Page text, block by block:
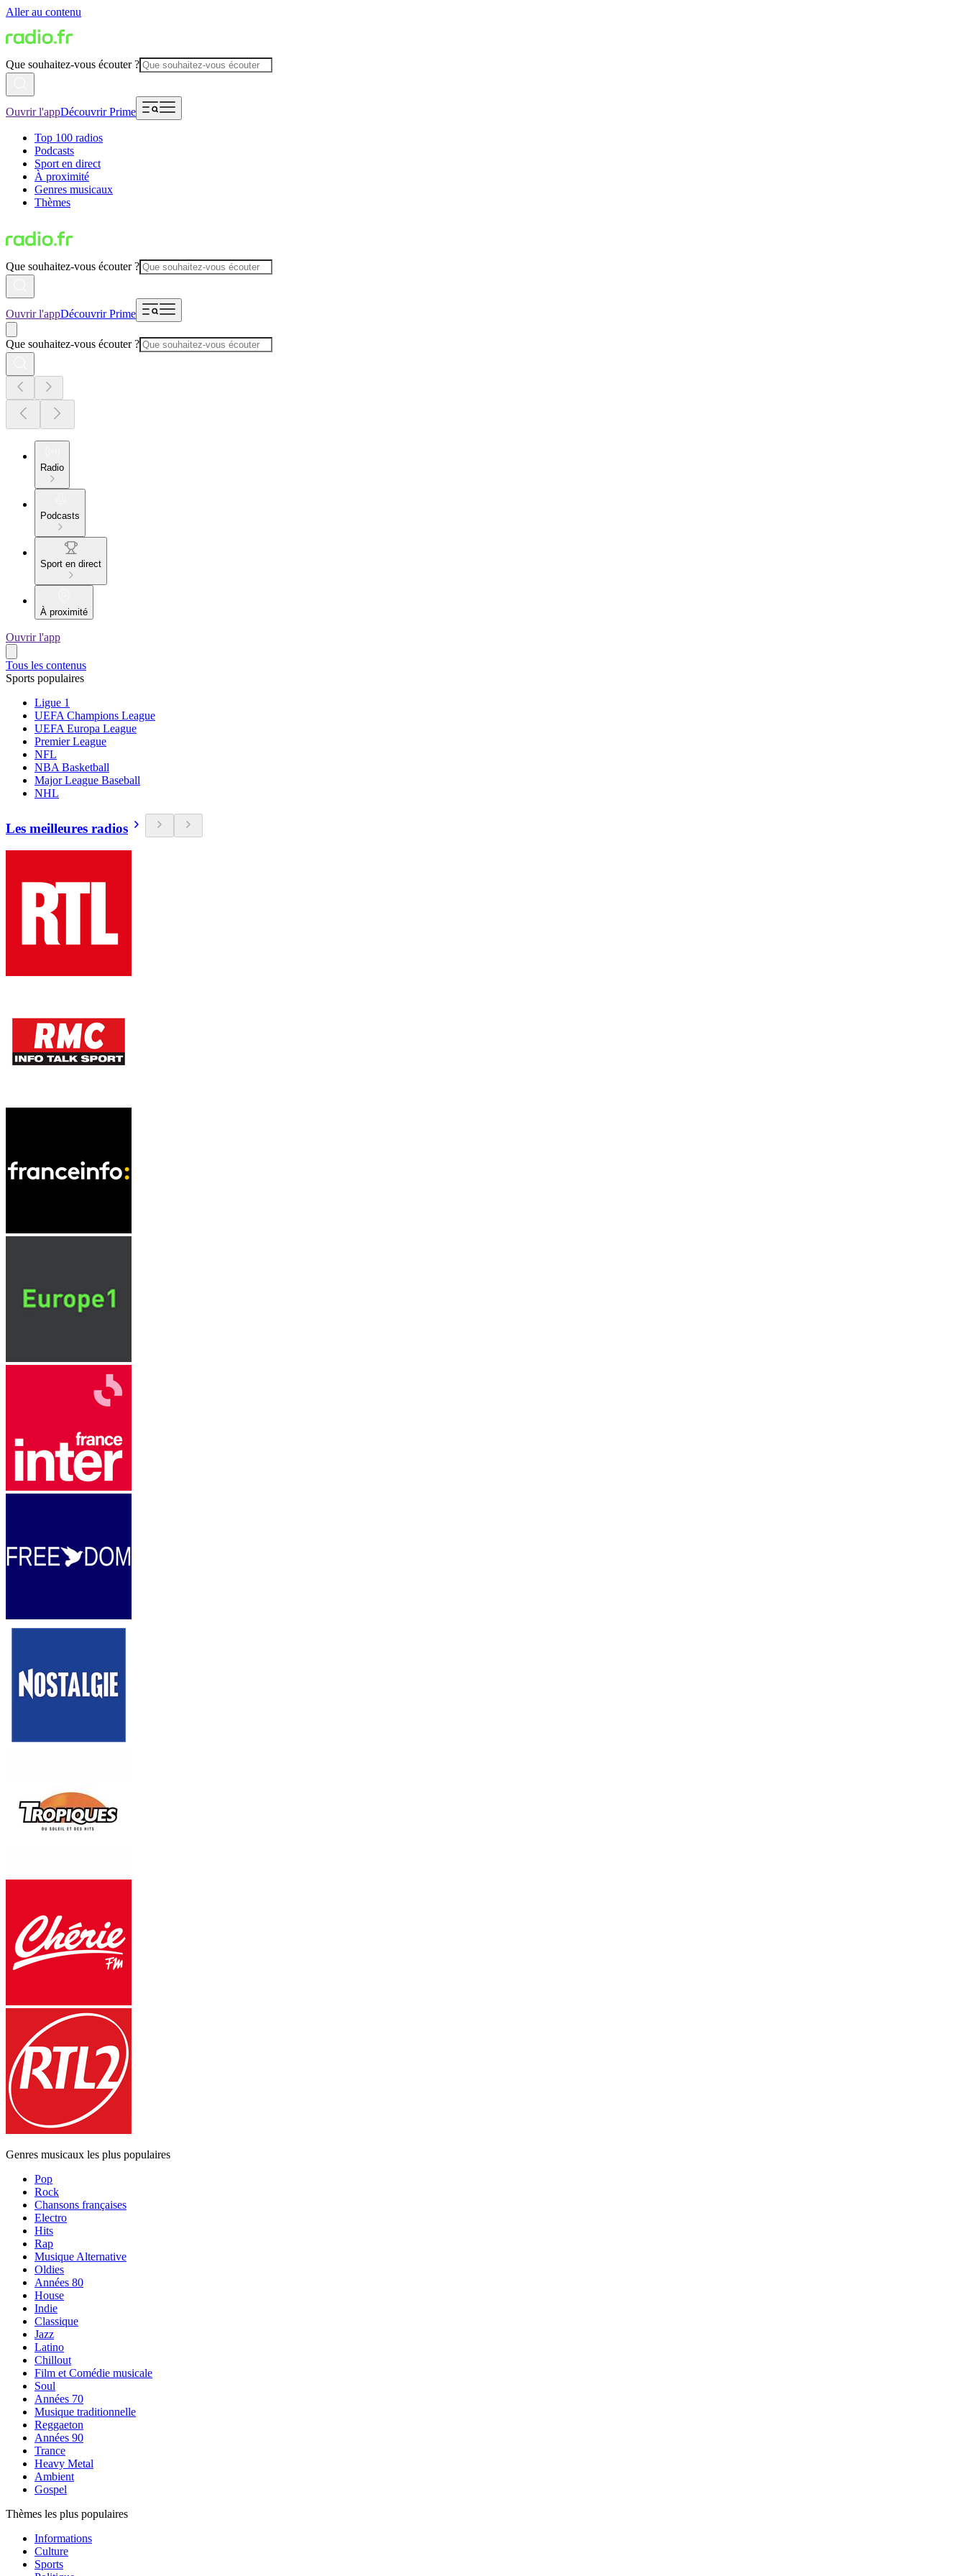
Aller au contenu
Que souhaitez-vous écouter ?
Ouvrir l'appDécouvrir Prime
Top 100 radios
Podcasts
Sport en direct
À proximité
Genres musicaux
Thèmes
Que souhaitez-vous écouter ?
Ouvrir l'appDécouvrir Prime
Que souhaitez-vous écouter ?
Radio
Podcasts
Sport en direct
À proximité
Ouvrir l'app
Tous les contenus
Sports populaires
Ligue 1
UEFA Champions League
UEFA Europa League
Premier League
NFL
NBA Basketball
Major League Baseball
NHL
Les meilleures radios
Genres musicaux les plus populaires
Pop
Rock
Chansons françaises
Electro
Hits
Rap
Musique Alternative
Oldies
Années 80
House
Indie
Classique
Jazz
Latino
Chillout
Film et Comédie musicale
Soul
Années 70
Musique traditionnelle
Reggaeton
Années 90
Trance
Heavy Metal
Ambient
Gospel
Thèmes les plus populaires
Informations
Culture
Sports